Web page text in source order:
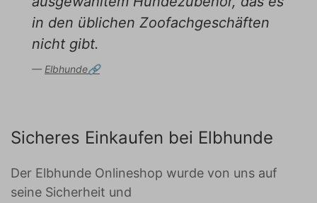
in den üblichen Zoofachgeschäften
nicht gibt.
Elbhunde
Sicheres Einkaufen bei Elbhunde
Der Elbhunde Onlineshop wurde von uns auf
seine Sicherheit und